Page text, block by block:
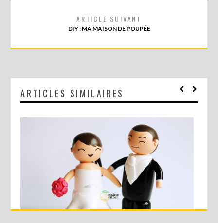
ARTICLE SUIVANT
DIY : MA MAISON DE POUPÉE
ARTICLES SIMILAIRES